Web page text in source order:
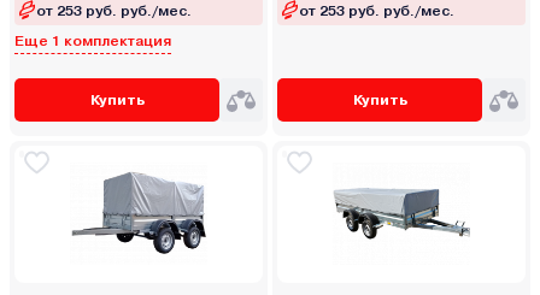
от 253 руб. руб./мес.
Еще 1 комплектация
Купить
от 253 руб. руб./мес.
Купить